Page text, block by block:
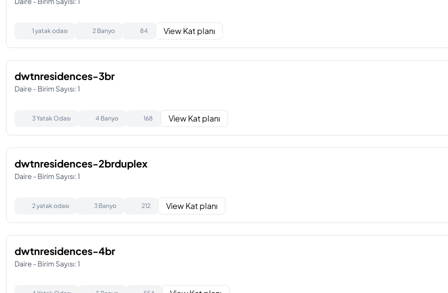
1 yatak odası 2 Banyo 84 View Kat planı
dwtnresidences-3br
Daire - Birim Sayısı: 1
3 Yatak Odası 4 Banyo 168 View Kat planı
dwtnresidences-2brduplex
Daire - Birim Sayısı: 1
2 yatak odası 3 Banyo 212 View Kat planı
dwtnresidences-4br
Daire - Birim Sayısı: 1